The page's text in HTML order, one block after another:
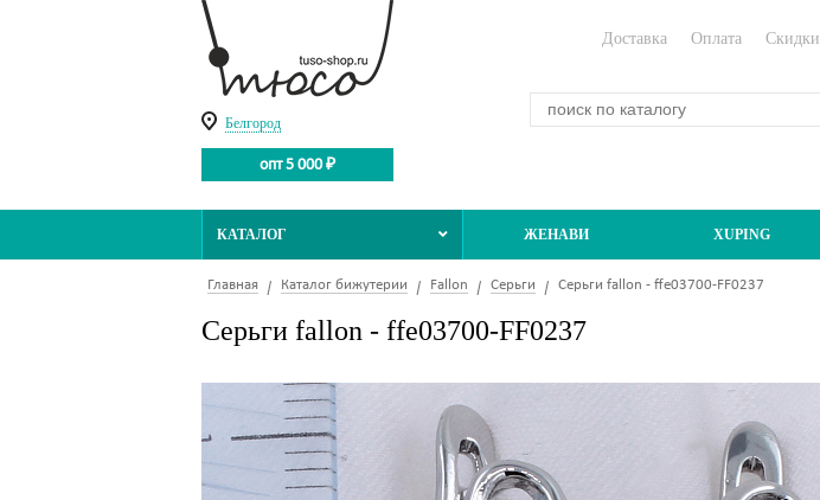
Белгород
опт 5 000 ₽
Доставка Оплата Скидки
КАТАЛОГ ЖЕНАВИ XUPING
Главная Каталог бижутерии Fallon Серьги Серьги fallon - ffe03700-FF0237
Серьги fallon - ffe03700-FF0237